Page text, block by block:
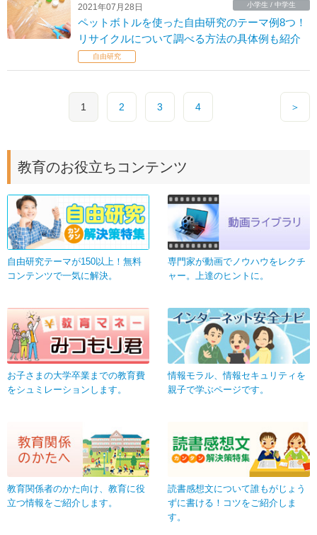
2021年07月28日 小学生 / 中学生
ペットボトルを使った自由研究のテーマ例8つ！
リサイクルについて調べる方法の具体例も紹介
自由研究
1 2 3 4 ＞
教育のお役立ちコンテンツ
自由研究テーマが150以上！無料
コンテンツで一気に解決。
専門家が動画でノウハウをレクチ
ャー。上達のヒントに。
お子さまの大学卒業までの教育費
をシュミレーションします。
情報モラル、情報セキュリティを
親子で学ぶページです。
教育関係者のかた向け、教育に役
立つ情報をご紹介します。
読書感想文について誰もがじょう
ずに書ける！コツをご紹介しま
す。